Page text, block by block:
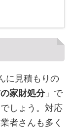
に見積もりの
家財処分」で
しょう。対応
者さんも多く